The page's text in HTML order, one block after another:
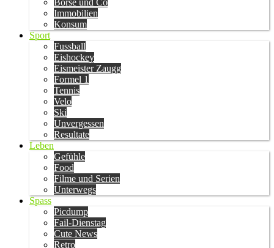
Börse und Co
Immobilien
Konsum
Sport
Fussball
Eishockey
Eismeister Zaugg
Formel 1
Tennis
Velo
Ski
Unvergessen
Resultate
Leben
Gefühle
Food
Filme und Serien
Unterwegs
Spass
Picdump
Fail-Dienstag
Cute News
Retro